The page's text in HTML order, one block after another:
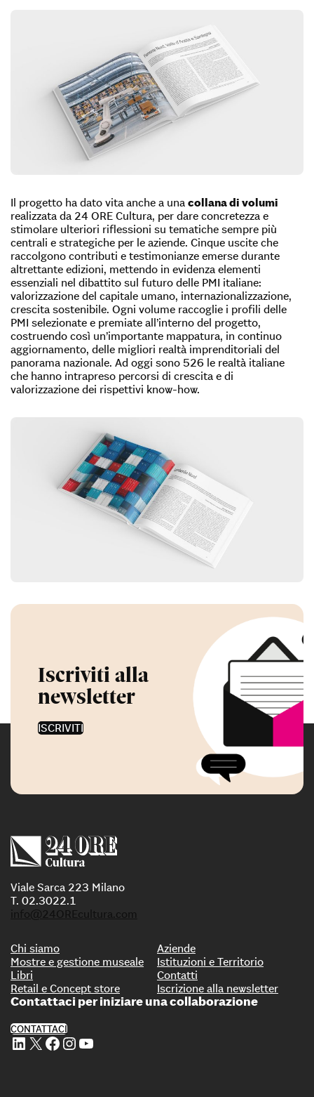
Il progetto ha dato vita anche a una collana di volumi
realizzata da 24 ORE Cultura, per dare concretezza e
stimolare ulteriori riflessioni su tematiche sempre più
centrali e strategiche per le aziende. Cinque uscite che
raccolgono contributi e testimonianze emerse durante
altrettante edizioni, mettendo in evidenza elementi
essenziali nel dibattito sul futuro delle PMI italiane:
valorizzazione del capitale umano, internazionalizzazione,
crescita sostenibile. Ogni volume raccoglie i profili delle
PMI selezionate e premiate all’interno del progetto,
costruendo così un’importante mappatura, in continuo
aggiornamento, delle migliori realtà imprenditoriali del
panorama nazionale. Ad oggi sono 526 le realtà italiane
che hanno intrapreso percorsi di crescita e di
valorizzazione dei rispettivi know-how.
Iscriviti alla
newsletter
ISCRIVITI
Viale Sarca 223 Milano
T. 02.3022.1
info@24OREcultura.com
Chi siamo
Mostre e gestione museale
Libri
Retail e Concept store
Aziende
Istituzioni e Territorio
Contatti
Iscrizione alla newsletter
Contattaci per iniziare una collaborazione
CONTATTACI
Profilo Linkedin di 24 ORE Cultura Profilo X di 24 ORE Cultura Profilo Facebook di 24 ORE Cultura Profilo Instagram di 24 ORE Cultura Profilo Youtube di 24 ORE Cultura